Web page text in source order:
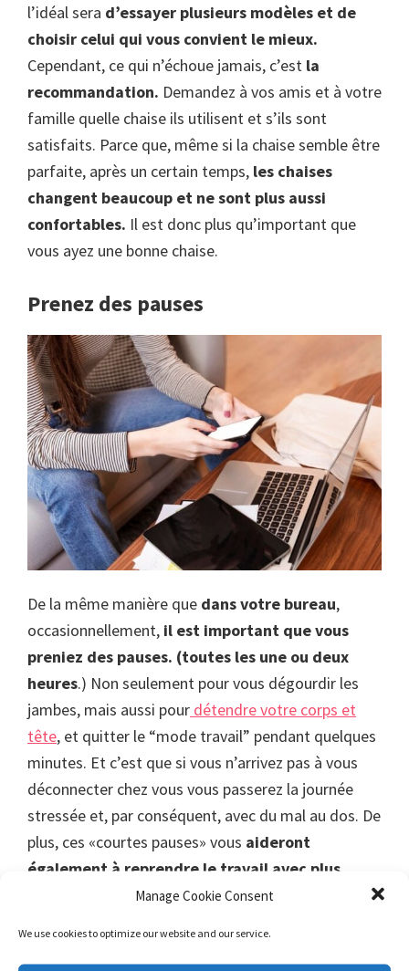
Manage Cookie Consent
We use cookies to optimize our website and our service.
l’idéal sera d’essayer plusieurs modèles et de
choisir celui qui vous convient le mieux.
Cependant, ce qui n’échoue jamais, c’est la
recommandation. Demandez à vos amis et à votre
famille quelle chaise ils utilisent et s’ils sont
satisfaits. Parce que, même si la chaise semble être
parfaite, après un certain temps, les chaises
changent beaucoup et ne sont plus aussi
confortables. Il est donc plus qu’important que
vous ayez une bonne chaise.
Prenez des pauses
De la même manière que dans votre bureau,
occasionnellement, il est important que vous
preniez des pauses. (toutes les une ou deux
heures.) Non seulement pour vous dégourdir les
jambes, mais aussi pour détendre votre corps et
tête, et quitter le “mode travail” pendant quelques
minutes. Et c’est que si vous n’arrivez pas à vous
déconnecter chez vous vous passerez la journée
stressée et, par conséquent, avec du mal au dos. De
plus, ces «courtes pauses» vous aideront
également à reprendre le travail avec plus
d’enthousiasmeet àvous concentrer davantage